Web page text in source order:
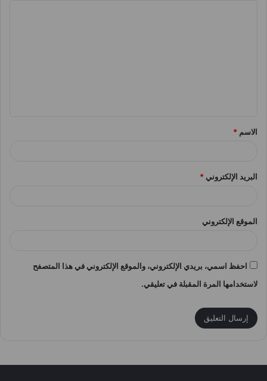
*
الاسم *
البريد الإلكتروني *
الموقع الإلكتروني
احفظ اسمي، بريدي الإلكتروني، والموقع الإلكتروني في هذا المتصفح
لاستخدامها المرة المقبلة في تعليقي.